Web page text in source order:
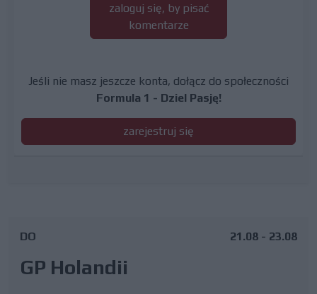
zaloguj się, by pisać
komentarze
Jeśli nie masz jeszcze konta, dołącz do społeczności
Formula 1 - Dziel Pasję!
zarejestruj się
DO
GP Holandii
21.08 - 23.08